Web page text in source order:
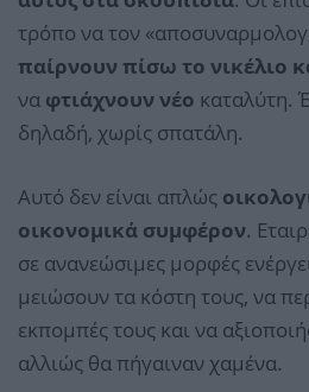
τρόπο να τον
παίρνουν πίσω το νικέλιο
να φτιάχνουν νέο καταλύτη.
δηλαδή, χωρίς σπατάλη.
Αυτό δεν είναι απλώς
οικονομικά συμφέρον.
σε ανανεώσιμες μορφές
μειώσουν τα κόστη τους, να
εκπομπές τους και να
αλλιώς θα πήγαιναν χαμένα.